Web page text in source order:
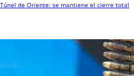
de Oriente: se mantiene el cierre total